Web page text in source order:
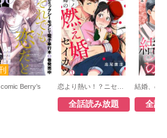
comic Berry’s
全話読み放題 全話